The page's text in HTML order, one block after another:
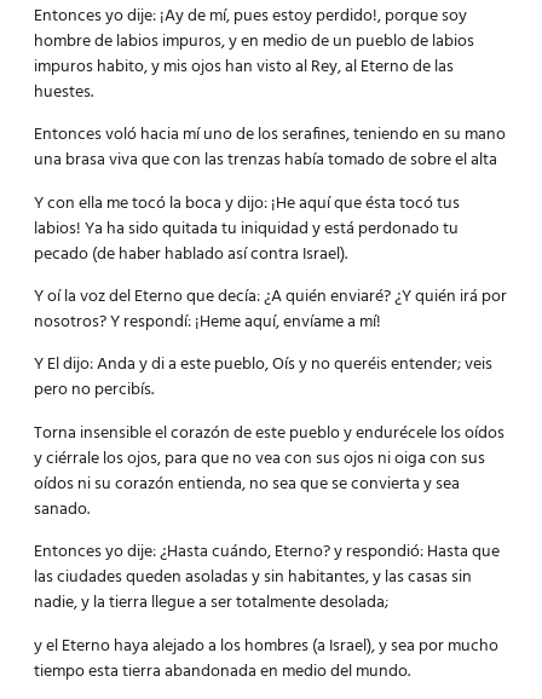
Entonces yo dije: ¡Ay de mí, pues estoy perdido!, porque soy
hombre de labios impuros, y en medio de un pueblo de labios
impuros habito, y mis ojos han visto al Rey, al Eterno de las
huestes.
Entonces voló hacia mí uno de los serafines, teniendo en su mano
una brasa viva que con las trenzas había tomado de sobre el alta
Y con ella me tocó la boca y dijo: ¡He aquí que ésta tocó tus
labios! Ya ha sido quitada tu iniquidad y está perdonado tu
pecado (de haber hablado así contra Israel).
Y oí la voz del Eterno que decía: ¿A quién enviaré? ¿Y quién irá por
nosotros? Y respondí: ¡Heme aquí, envíame a mí!
Y El dijo: Anda y di a este pueblo, Oís y no queréis entender; veis
pero no percibís.
Torna insensible el corazón de este pueblo y endurécele los oídos
y ciérrale los ojos, para que no vea con sus ojos ni oiga con sus
oídos ni su corazón entienda, no sea que se convierta y sea
sanado.
Entonces yo dije: ¿Hasta cuándo, Eterno? y respondió: Hasta que
las ciudades queden asoladas y sin habitantes, y las casas sin
nadie, y la tierra llegue a ser totalmente desolada;
y el Eterno haya alejado a los hombres (a Israel), y sea por mucho
tiempo esta tierra abandonada en medio del mundo.